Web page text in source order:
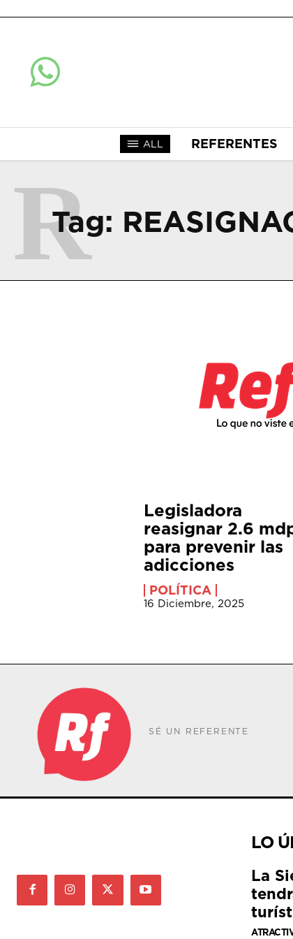
ALL REFERENTES
Tag:
R
Legisladora
reasignar 2.6
para prevenir las
adicciones
POLÍTICA
16 Diciembre, 2025
SÉ UN REFERENTE
LO
La